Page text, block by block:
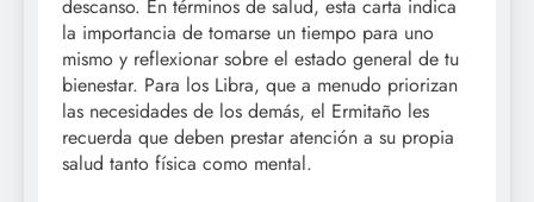
descanso. En términos de salud, esta carta indica
la importancia de tomarse un tiempo para uno
mismo y reflexionar sobre el estado general de tu
bienestar. Para los Libra, que a menudo priorizan
las necesidades de los demás, el Ermitaño les
recuerda que deben prestar atención a su propia
salud tanto física como mental.